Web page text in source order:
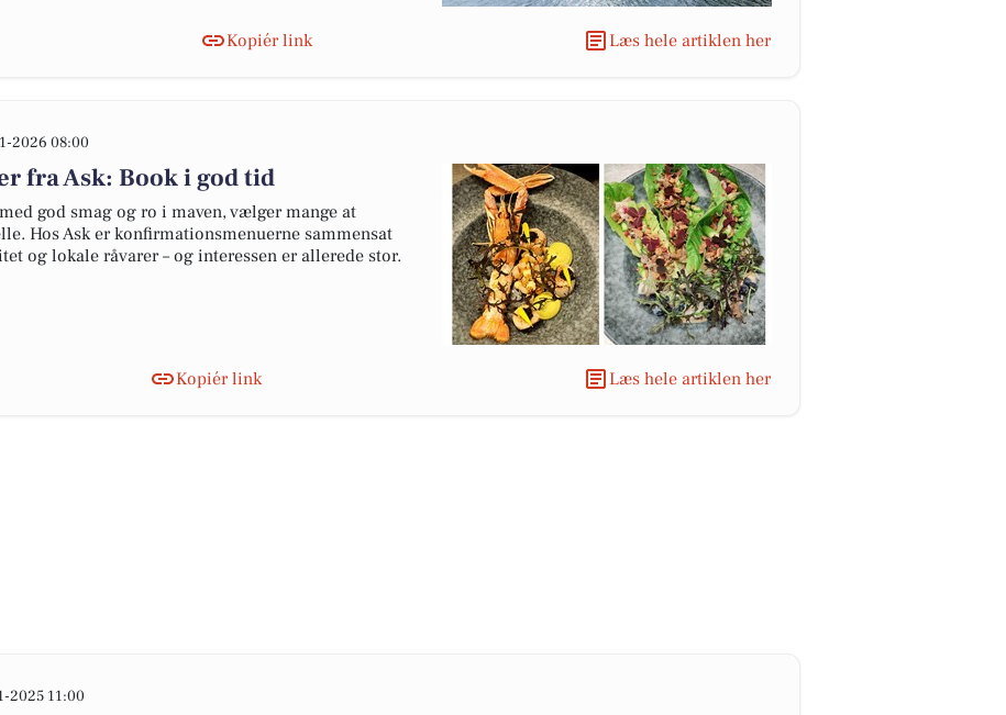
Kopiér link Læs hele artiklen her
2026 08:00
fra Ask: Book i god tid
god smag og ro i maven, vælger mange at
Hos Ask er konfirmationsmenuerne sammensat
og lokale råvarer – og interessen er allerede stor.
Kopiér link Læs hele artiklen her
2025 11:00